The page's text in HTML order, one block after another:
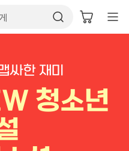
싸한 재미
청소년